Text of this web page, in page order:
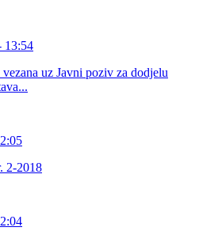
13:54
uz Javni poziv za dodjelu
2-2018